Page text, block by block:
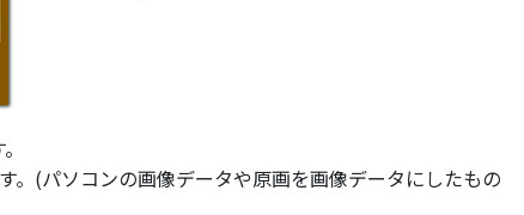
(パソコンの画像データや原画を画像データにしたもの